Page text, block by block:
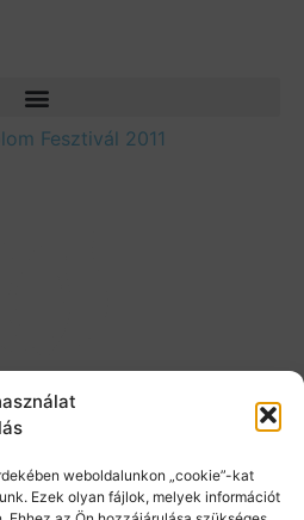
weboldalunkon „cookie”-kat
Ezek olyan fájlok, melyek információt
Fesztivál 2011